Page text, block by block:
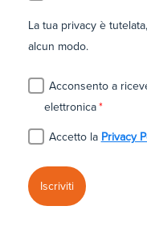
La tua privacy è
alcun modo.
Acconsento a
elettronica*
Accetto la Privacy